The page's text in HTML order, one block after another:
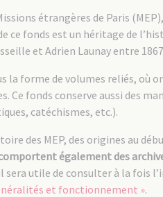
étrangères de Paris
ce fonds est un héritage de
et Adrien Launay entre
forme de volumes reliés, où
Ce fonds conserve aussi des
catéchismes, etc.).
des MEP, des origines au
également des
utile de consulter à la fois
et fonctionnement ».